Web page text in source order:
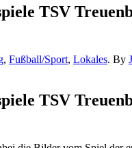
TSV
, Fußball/Sport, Lokales. By
TSV